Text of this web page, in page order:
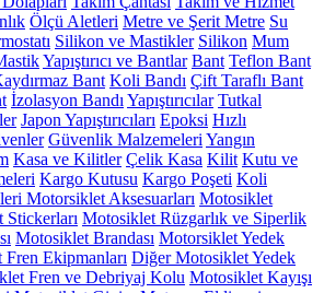
Ölçü Aletleri Metre ve Şerit Metre Su
Silikon ve Mastikler Silikon Mum
Yapıştırıcı ve Bantlar Bant Teflon Bant
Bant Koli Bandı Çift Taraflı Bant
İzolasyon Bandı Yapıştırıcılar Tutkal
Japon Yapıştırıcıları Epoksi Hızlı
Güvenlik Malzemeleri Yangın
Kasa ve Kilitler Çelik Kasa Kilit Kutu ve
Kargo Kutusu Kargo Poşeti Koli
Motorsiklet Aksesuarları Motosiklet
Motosiklet Rüzgarlık ve Siperlik
Motosiklet Brandası Motorsiklet Yedek
Ekipmanları Diğer Motosiklet Yedek
Fren ve Debriyaj Kolu Motosiklet Kayışı